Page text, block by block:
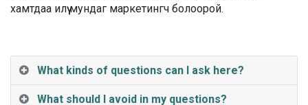
хамтдаа илүү мундаг маркетингч болоорой.
What kinds of questions can I ask here?
What should I avoid in my questions?